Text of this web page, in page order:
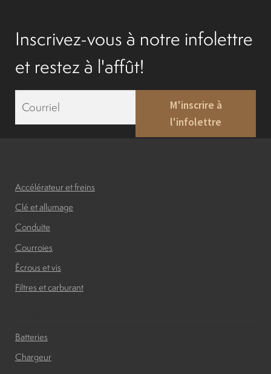
Inscrivez-vous à notre infolettre
et restez à l'affût!
m
a
M'inscrire à
l'infolettre
Accélérateur et freins
Clé et allumage
Conduite
Courroies
Écrous et vis
Filtres et carburant
Batteries
Chargeur